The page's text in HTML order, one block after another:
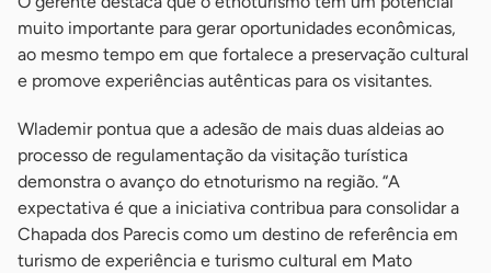
muito importante para gerar oportunidades econômicas,
ao mesmo tempo em que fortalece a preservação cultural
e promove experiências autênticas para os visitantes.
Wlademir pontua que a adesão de mais duas aldeias ao
processo de regulamentação da visitação turística
demonstra o avanço do etnoturismo na região. “A
expectativa é que a iniciativa contribua para consolidar a
Chapada dos Parecis como um destino de referência em
turismo de experiência e turismo cultural em Mato